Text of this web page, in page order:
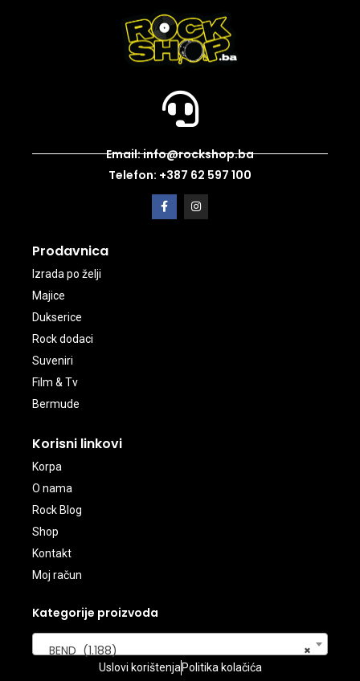
Email: info@rockshop.ba
Telefon: +387 62 597 100
Prodavnica
Izrada po želji
Majice
Dukserice
Rock dodaci
Suveniri
Film & Tv
Bermude
Korisni linkovi
Korpa
O nama
Rock Blog
Shop
Kontakt
Moj račun
Kategorije proizvoda
×
BEND (1.188)
Uslovi korištenja Politika kolačića